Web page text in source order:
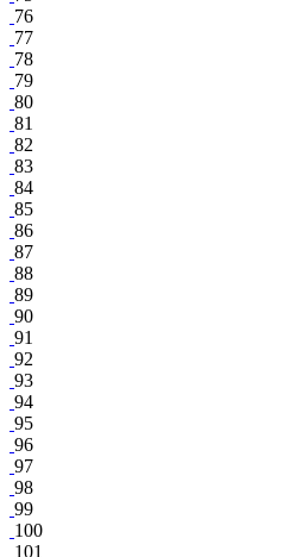
76
77
78
79
80
81
82
83
84
85
86
87
88
89
90
91
92
93
94
95
96
97
98
99
100
101